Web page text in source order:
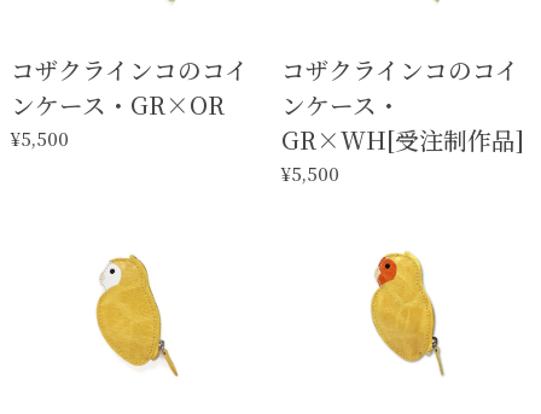
コザクラインコのコイ
ンケース・GR×OR
¥5,500
コザクラインコのコイ
ンケース・
GR×WH[受注制作品]
¥5,500